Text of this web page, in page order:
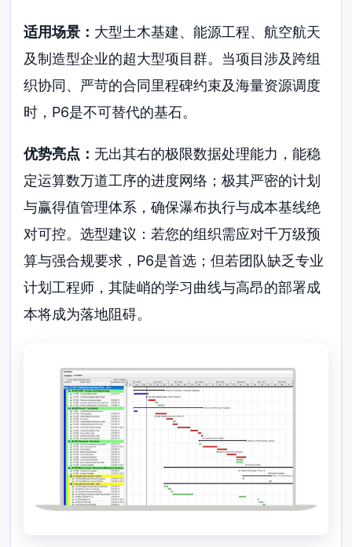
适用场景： 大型土木基建、能源工程、航空航天
及制造型企业的超大型项目群。当项目涉及跨组
织协同、严苛的合同里程碑约束及海量资源调度
时，P6是不可替代的基石。
优势亮点： 无出其右的极限数据处理能力，能稳
定运算数万道工序的进度网络；极其严密的计划
与赢得值管理体系，确保瀑布执行与成本基线绝
对可控。选型建议：若您的组织需应对千万级预
算与强合规要求，P6是首选；但若团队缺乏专业
计划工程师，其陡峭的学习曲线与高昂的部署成
本将成为落地阻碍。